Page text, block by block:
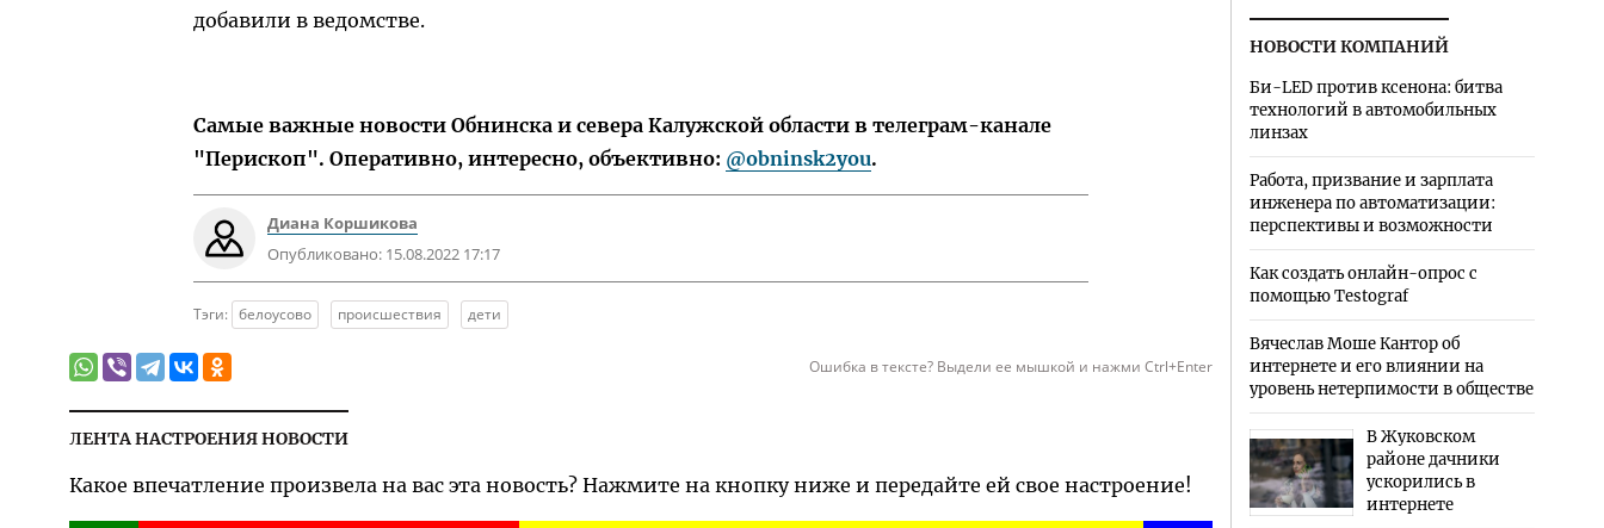
добавили в ведомстве.
Самые важные новости Обнинска и севера Калужской области в телеграм-канале
"Перископ". Оперативно, интересно, объективно: @obninsk2you.
Диана Коршикова
Опубликовано: 15.08.2022 17:17
Тэги: белоусово происшествия дети
Ошибка в тексте? Выдели ее мышкой и нажми Ctrl+Enter
ЛЕНТА НАСТРОЕНИЯ НОВОСТИ
Какое впечатление произвела на вас эта новость? Нажмите на кнопку ниже и передайте ей свое настроение!
НОВОСТИ КОМПАНИЙ
Би-LED против ксенона: битва
технологий в автомобильных
линзах
Работа, призвание и зарплата
инженера по автоматизации:
перспективы и возможности
Как создать онлайн-опрос с
помощью Testograf
Вячеслав Моше Кантор об
интернете и его влиянии на
уровень нетерпимости в обществе
В Жуковском
районе дачники
ускорились в
интернете